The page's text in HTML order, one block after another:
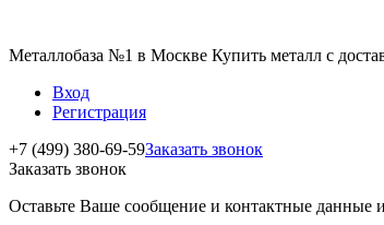
Металлобаза №1 в Москве Купить металл с
Вход
Регистрация
+7 (499) 380-69-59Заказать звонок
Заказать звонок
Оставьте Ваше сообщение и контактные данные